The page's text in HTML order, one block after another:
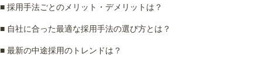
■ 採用手法ごとのメリット・デメリットは？
■ 自社に合った最適な採用手法の選び方とは？
■ 最新の中途採用のトレンドは？